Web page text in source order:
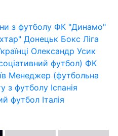
з футболу ФК "Динамо"
Донецьк Бокс Ліга
Олександр Усик
футбол) ФК
Менеджер (футбольна
з футболу Іспанія
футбол Італія